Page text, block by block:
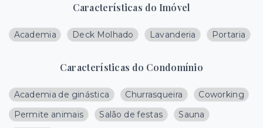
Características do Imóvel
Academia Deck Molhado Lavanderia Portaria
Características do Condomínio
Academia de ginástica Churrasqueira
Coworking
Permite animais
Salão de festas
Sauna